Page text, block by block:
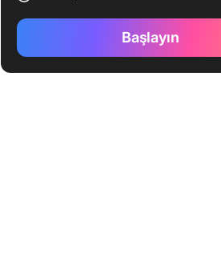
Başlayın